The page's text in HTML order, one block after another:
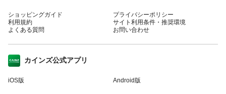
ショッピングガイド
利用規約
よくある質問
プライバシーポリシー
サイト利用条件・推奨環境
お問い合わせ
カインズ公式アプリ
iOS版 Android版